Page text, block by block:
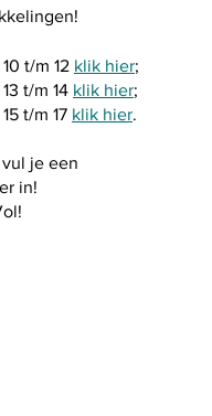
t/m 12 klik hier;
t/m 14 klik hier;
t/m 17 klik hier.
je een
in!